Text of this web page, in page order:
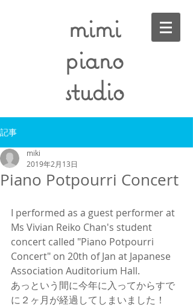
mimi
piano
studio
記事
Piano Potpourri Concert
miki
2019年2月13日
I performed as a guest performer at
Ms Vivian Reiko Chan's student
concert called "Piano Potpourri
Concert" on 20th of Jan at Japanese
Association Auditorium Hall.
あっという間に今年に入ってからすで
に２ヶ月が経過してしまいました！